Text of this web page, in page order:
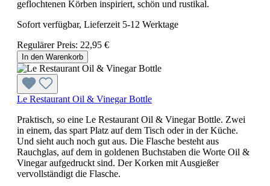
geflochtenen Körben inspiriert, schön und rustikal.
Sofort verfügbar, Lieferzeit 5-12 Werktage
Regulärer Preis: 22,95 €
In den Warenkorb
Le Restaurant Oil & Vinegar Bottle
Praktisch, so eine Le Restaurant Oil & Vinegar Bottle. Zwei
in einem, das spart Platz auf dem Tisch oder in der Küche.
Und sieht auch noch gut aus. Die Flasche besteht aus
Rauchglas, auf dem in goldenen Buchstaben die Worte Oil &
Vinegar aufgedruckt sind. Der Korken mit Ausgießer
vervollständigt die Flasche.